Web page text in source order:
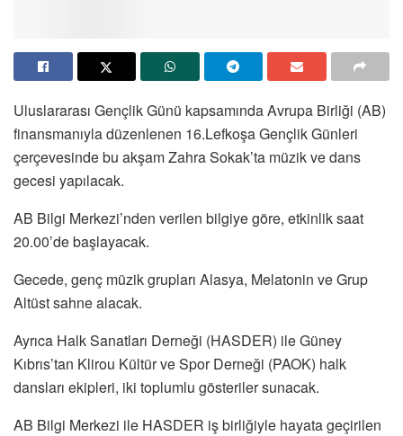
Uluslararası Gençlik Günü kapsamında Avrupa Birliği (AB)
finansmanıyla düzenlenen 16.Lefkoşa Gençlik Günleri
çerçevesinde bu akşam Zahra Sokak’ta müzik ve dans
gecesi yapılacak.
AB Bilgi Merkezi’nden verilen bilgiye göre, etkinlik saat
20.00’de başlayacak.
Gecede, genç müzik grupları Alasya, Melatonin ve Grup
Altüst sahne alacak.
Ayrıca Halk Sanatları Derneği (HASDER) ile Güney
Kıbrıs’tan Klirou Kültür ve Spor Derneği (PAOK) halk
dansları ekipleri, iki toplumlu gösteriler sunacak.
AB Bilgi Merkezi ile HASDER iş birliğiyle hayata geçirilen